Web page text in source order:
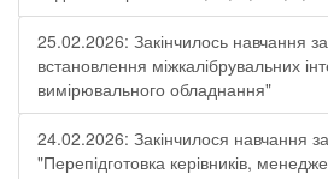
25.02.2026: Закінчилось навчання
встановлення міжкалібрувальних
вимірювального обладнання"
24.02.2026: Закінчилося навчання
"Перепідготовка керівників,